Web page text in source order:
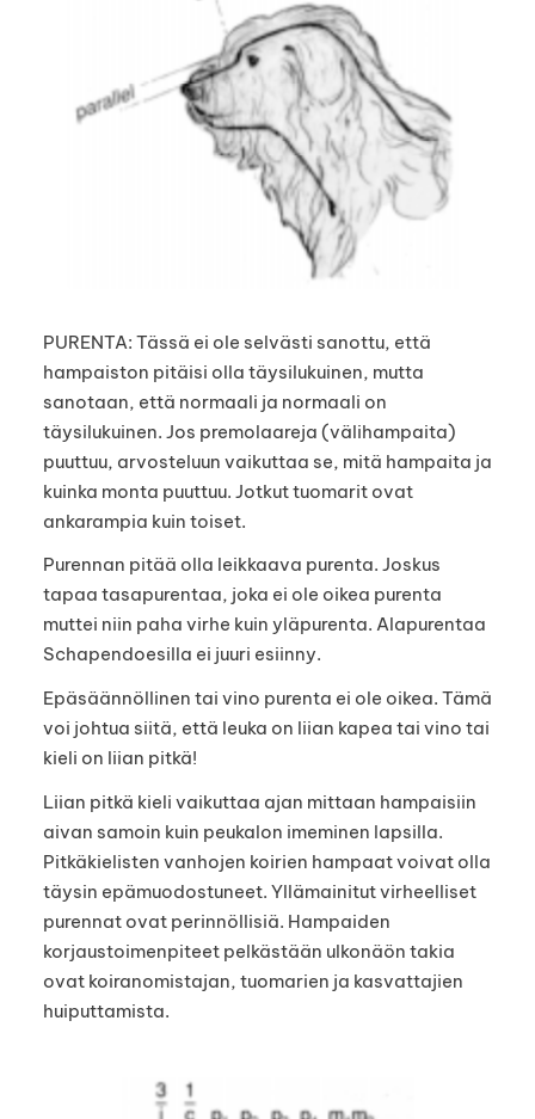
PURENTA: Tässä ei ole selvästi sanottu, että
hampaiston pitäisi olla täysilukuinen, mutta
sanotaan, että normaali ja normaali on
täysilukuinen. Jos premolaareja (välihampaita)
puuttuu, arvosteluun vaikuttaa se, mitä hampaita ja
kuinka monta puuttuu. Jotkut tuomarit ovat
ankarampia kuin toiset.
Purennan pitää olla leikkaava purenta. Joskus
tapaa tasapurentaa, joka ei ole oikea purenta
muttei niin paha virhe kuin yläpurenta. Alapurentaa
Schapendoesilla ei juuri esiinny.
Epäsäännöllinen tai vino purenta ei ole oikea. Tämä
voi johtua siitä, että leuka on liian kapea tai vino tai
kieli on liian pitkä!
Liian pitkä kieli vaikuttaa ajan mittaan hampaisiin
aivan samoin kuin peukalon imeminen lapsilla.
Pitkäkielisten vanhojen koirien hampaat voivat olla
täysin epämuodostuneet. Yllämainitut virheelliset
purennat ovat perinnöllisiä. Hampaiden
korjaustoimenpiteet pelkästään ulkonäön takia
ovat koiranomistajan, tuomarien ja kasvattajien
huiputtamista.